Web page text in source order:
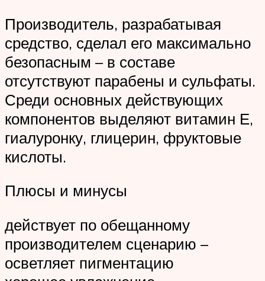
Производитель, разрабатывая
средство, сделал его максимально
безопасным – в составе
отсутствуют парабены и сульфаты.
Среди основных действующих
компонентов выделяют витамин Е,
гиалуронку, глицерин, фруктовые
кислоты.
Плюсы и минусы
действует по обещанному
производителем сценарию –
осветляет пигментацию